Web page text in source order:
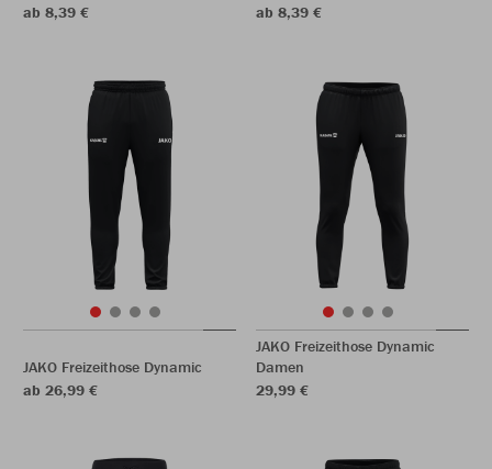
ab 8,39 €
ab 8,39 €
JAKO Freizeithose Dynamic
ab 26,99 €
JAKO Freizeithose Dynamic
Damen
29,99 €